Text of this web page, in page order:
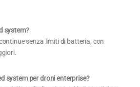
system?
senza limiti di batteria, con
system per droni enterprise?